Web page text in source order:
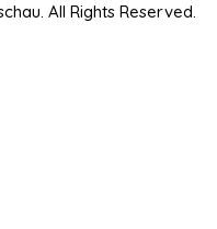
All Rights Reserved.